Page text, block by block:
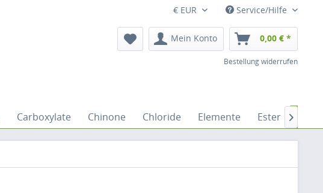
€ EUR Service/Hilfe
Mein Konto 0,00 € *
Bestellung widerrufen
Carboxylate Chinone Chloride Elemente Ester 